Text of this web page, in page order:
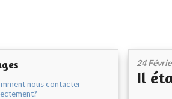
nous contacter
24
Il